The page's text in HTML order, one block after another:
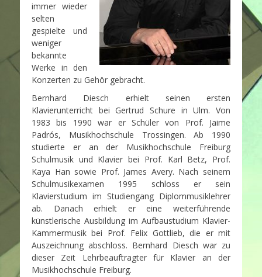
immer wieder
selten
gespielte und
weniger
bekannte
Werke in den
Konzerten zu Gehör gebracht.
Bernhard Diesch erhielt seinen ersten
Klavierunterricht bei Gertrud Schure in Ulm. Von
1983 bis 1990 war er Schüler von Prof. Jaime
Padrós, Musikhochschule Trossingen. Ab 1990
studierte er an der Musikhochschule Freiburg
Schulmusik und Klavier bei Prof. Karl Betz, Prof.
Kaya Han sowie Prof. James Avery. Nach seinem
Schulmusikexamen 1995 schloss er sein
Klavierstudium im Studiengang Diplommusiklehrer
ab. Danach erhielt er eine weiterführende
künstlerische Ausbildung im Aufbaustudium Klavier-
Kammermusik bei Prof. Felix Gottlieb, die er mit
Auszeichnung abschloss. Bernhard Diesch war zu
dieser Zeit Lehrbeauftragter für Klavier an der
Musikhochschule Freiburg.